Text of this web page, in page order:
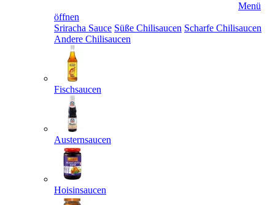
Menü
öffnen
Sriracha Sauce Süße Chilisaucen Scharfe Chilisaucen
Andere Chilisaucen
Fischsaucen
Austernsaucen
Hoisinsaucen